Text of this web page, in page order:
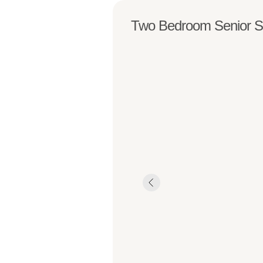
Two Bedroom Senior